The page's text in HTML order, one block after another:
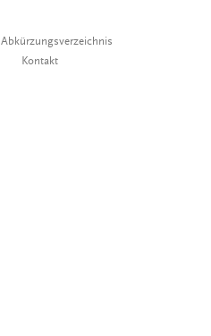
Abkürzungsverzeichnis
Kontakt